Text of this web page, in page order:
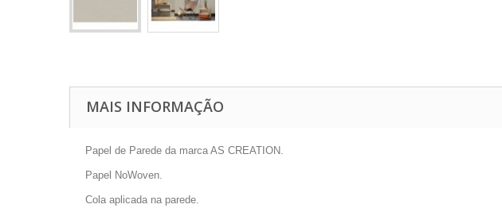
MAIS INFORMAÇÃO
Papel de Parede da marca AS CREATION.
Papel NoWoven.
Cola aplicada na parede.